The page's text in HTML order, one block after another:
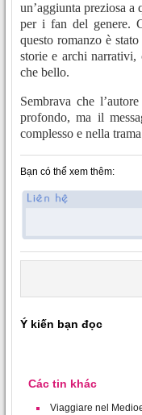
un’aggiunta preziosa a
per i fan del genere.
questo romanzo è
storie e archi narrativi,
che bello.
Sembrava che
profondo, ma il
complesso e nella
Bạn có thể xem thêm:
Ý kiến bạn đọc
Các tin khác
Viaggiare nel